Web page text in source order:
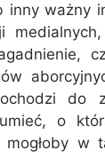
inny ważny
do
o
mogłoby w